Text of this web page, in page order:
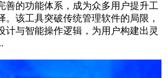
善的功能体系，成为众多用户提升工
。该工具突破传统管理软件的局限，
计与智能操作逻辑，为用户构建出灵